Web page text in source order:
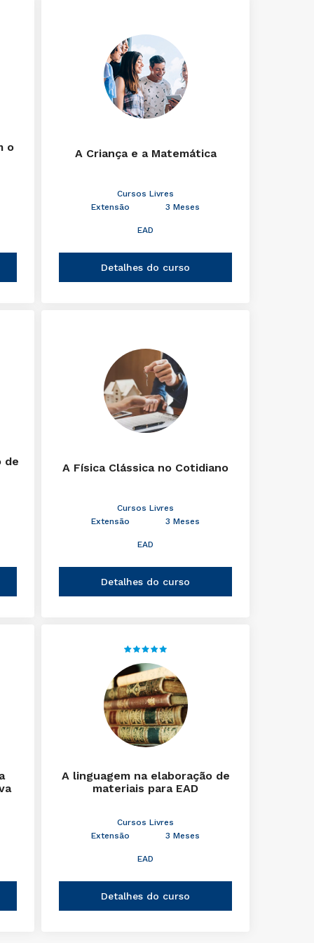
o
A Criança e a Matemática
Cursos Livres
Extensão
3 Meses
EAD
Detalhes do curso
de
A Física Clássica no Cotidiano
Cursos Livres
Extensão
3 Meses
EAD
Detalhes do curso
A linguagem na elaboração de
materiais para EAD
Cursos Livres
Extensão
3 Meses
EAD
Detalhes do curso